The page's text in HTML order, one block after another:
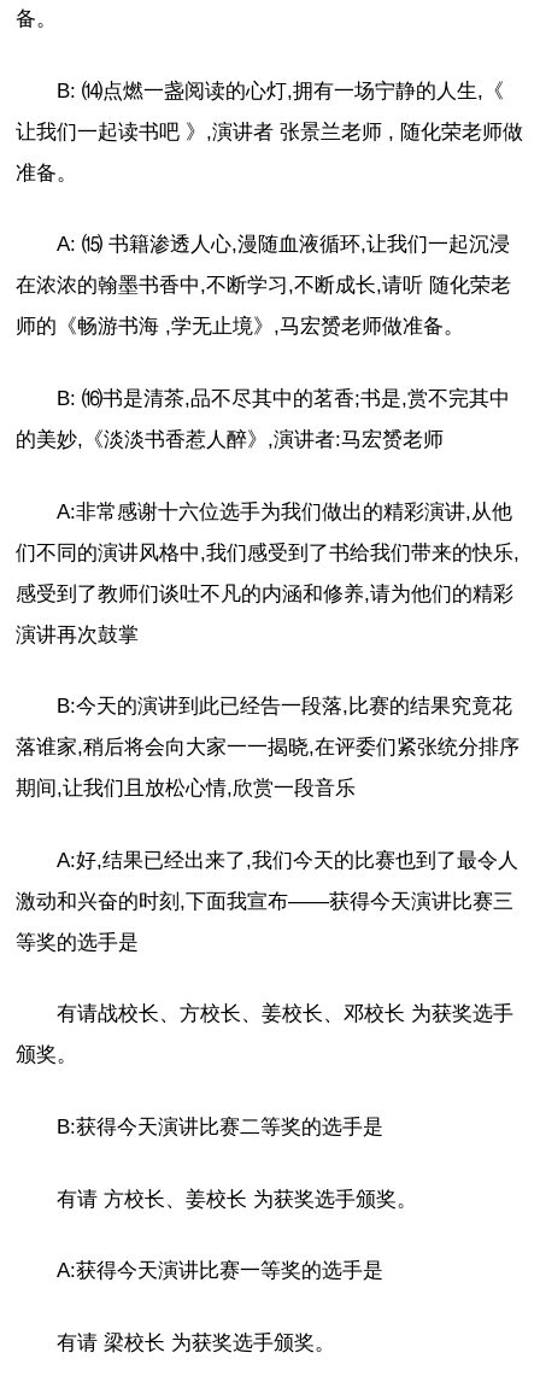
备。
B: ⒁点燃一盏阅读的心灯,拥有一场宁静的人生,《
让我们一起读书吧 》,演讲者 张景兰老师 , 随化荣老师做
准备。
A: ⒂ 书籍渗透人心,漫随血液循环,让我们一起沉浸
在浓浓的翰墨书香中,不断学习,不断成长,请听 随化荣老
师的《畅游书海 ,学无止境》,马宏赟老师做准备。
B: ⒃书是清茶,品不尽其中的茗香;书是,赏不完其中
的美妙,《淡淡书香惹人醉》,演讲者:马宏赟老师
A:非常感谢十六位选手为我们做出的精彩演讲,从他
们不同的演讲风格中,我们感受到了书给我们带来的快乐,
感受到了教师们谈吐不凡的内涵和修养,请为他们的精彩
演讲再次鼓掌
B:今天的演讲到此已经告一段落,比赛的结果究竟花
落谁家,稍后将会向大家一一揭晓,在评委们紧张统分排序
期间,让我们且放松心情,欣赏一段音乐
A:好,结果已经出来了,我们今天的比赛也到了最令人
激动和兴奋的时刻,下面我宣布——获得今天演讲比赛三
等奖的选手是
有请战校长、方校长、姜校长、邓校长 为获奖选手
颁奖。
B:获得今天演讲比赛二等奖的选手是
有请 方校长、姜校长 为获奖选手颁奖。
A:获得今天演讲比赛一等奖的选手是
有请 梁校长 为获奖选手颁奖。